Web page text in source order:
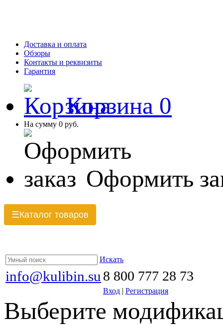
Доставка и оплата
Обзоры
Контакты и реквизиты
Гарантия
Корзина 0
На сумму 0 руб.
Оформить
☰Каталог товаров
Искать
info@kulibin.su 8 800 777 28 73
Вход | Регистрация
Выберите